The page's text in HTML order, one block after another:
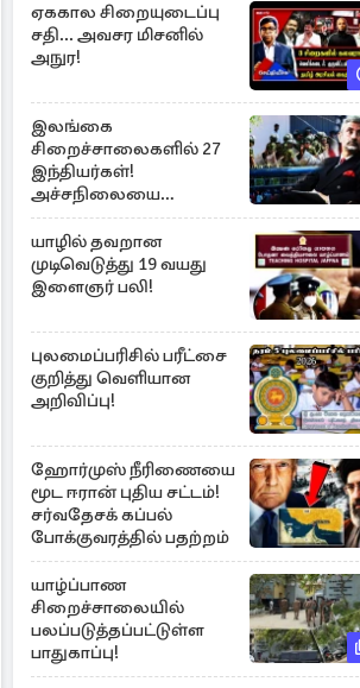
ஏககால சிறையுடைப்பு
சதி... அவசர மிசனில்
அநுர!
இலங்கை
சிறைச்சாலைகளில் 27
இந்தியர்கள்!
அச்சநிலையை
மையப்படுத்தி
ஜெயசங்கர் அறிக்கை
யாழில் தவறான
முடிவெடுத்து 19 வயது
இளைஞர் பலி!
புலமைப்பரிசில் பரீட்சை
குறித்து வெளியான
அறிவிப்பு!
ஹோர்முஸ் நீரிணையை
மூட ஈரான் புதிய சட்டம்!
சர்வதேசக் கப்பல்
போக்குவரத்தில் பதற்றம்
யாழ்ப்பாண
சிறைச்சாலையில்
பலப்படுத்தப்பட்டுள்ள
பாதுகாப்பு!